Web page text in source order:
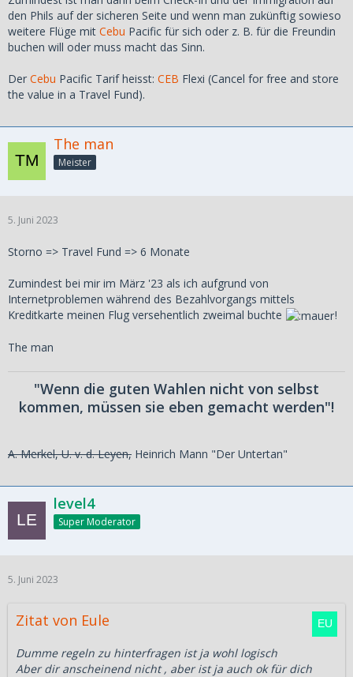
den Phils auf der sicheren Seite und wenn man zukünftig sowieso
weitere Flüge mit Cebu Pacific für sich oder z. B. für die Freundin
buchen will oder muss macht das Sinn.
Der Cebu Pacific Tarif heisst: CEB Flexi (Cancel for free and store
the value in a Travel Fund).
The man
Meister
5. Juni 2023
Storno => Travel Fund => 6 Monate
Zumindest bei mir im März '23 als ich aufgrund von
Internetproblemen während des Bezahlvorgangs mittels
Kreditkarte meinen Flug versehentlich zweimal buchte
!
The man
"Wenn die guten Wahlen nicht von selbst
kommen, müssen sie eben gemacht werden"!
A. Merkel, U. v. d. Leyen, Heinrich Mann "Der Untertan"
level4
Super Moderator
5. Juni 2023
Zitat von Eule
Dumme regeln zu hinterfragen ist ja wohl logisch
Aber dir anscheinend nicht , aber ist ja auch ok für dich